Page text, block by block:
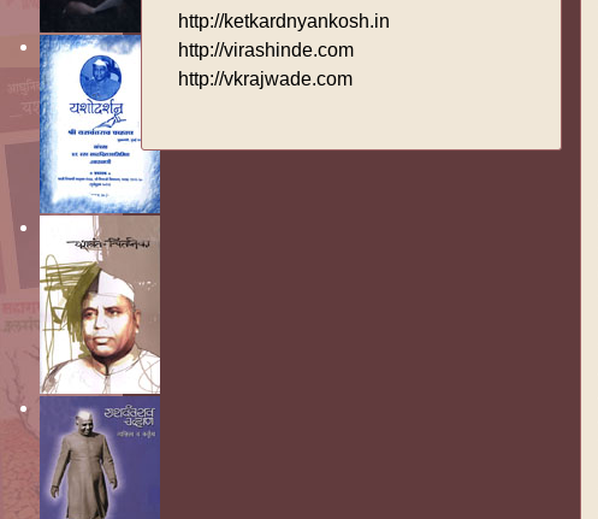
http://ketkardnyankosh.in
http://virashinde.com
http://vkrajwade.com